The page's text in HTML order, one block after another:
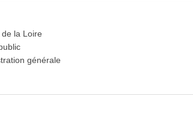
la Loire
générale